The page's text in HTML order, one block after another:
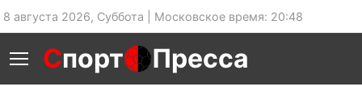
8 августа 2026, Суббота | Московское время: 20:48
Спорт Пресса